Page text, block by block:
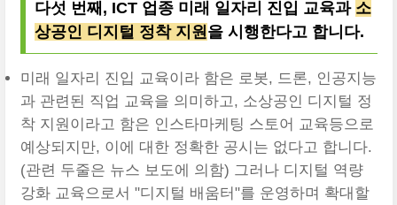
다섯 번째, ICT 업종 미래 일자리 진입 교육과 소
상공인 디지털 정착 지원을 시행한다고 합니다.
미래 일자리 진입 교육이라 함은 로봇, 드론, 인공지능
과 관련된 직업 교육을 의미하고, 소상공인 디지털 정
착 지원이라고 함은 인스타마케팅 스토어 교육등으로
예상되지만, 이에 대한 정확한 공시는 없다고 합니다.
(관련 두줄은 뉴스 보도에 의함) 그러나 디지털 역량
강화 교육으로서 "디지털 배움터"를 운영하며 확대할